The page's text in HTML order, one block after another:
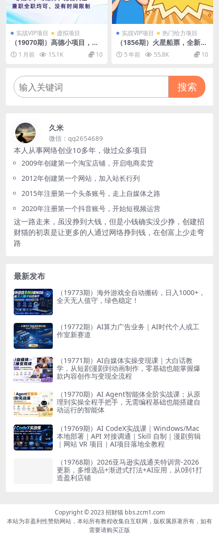
实战VIP项目 虚拟项目
（19070期）高德小项目，一
款软件实现单窗口+、零成
本、可矩阵、零人工、兼职全
1 月前 15.1K 10
实战VIP项目 热门给力项目
（1856期）火星船票，全新风
口赶紧抓，几天赚一万+摆地
摊卖尾货月入一万（5个项
5 年前 55.8K 10
搜索
久米
微信：qq2654689
本人从事网络创业10多年，做过众多项目
2009年创建第一个淘宝店铺，开启电商卖货
2012年创建第一个网站，加入站长行列
2015年注册第一个头条账号，走上自媒体之路
2020年注册第一个抖音账号，开始短视频运营
这一路走来，虽没挣到大钱，但是小钱确实没少挣，创建招
财猫的初衷是让更多的人通过网络挣到钱，在创富上少走弯
路
最新发布
（19773期）海外游戏全自动搬砖，日入1000+，
全天无人值守，绿色稳定！
（19772期）AI算力广告业务｜AI时代个人或工
作室新赛道
（19771期）AI自媒体实操变现课｜大白话教
学，从短剧漫剧到动画制作，零基础也能掌握爆
款内容创作与变现全流程
（19770期）AI Agent智能体全阶实战课；从原
理到实操全程手把手，无需编程基础也能搭建自
动运行的智能体
（19769期）AI CodeX实战课｜Windows/Mac
本地部署｜API 对接调通｜Skill 自制｜漫剧剪辑
｜网站 VR 项目｜AI项目落地全教程
（19768期）2026亚马逊实战通关特训营-2026
更新，多维选品+渐进式打法+AI应用，从0到1打
造盈利店铺
Copyright © 2023 招财猫 bbs.zcm1.com
本站为非盈利性赞助网站，本站所有教程收集自互联网，版权属原著所有，如有
需要请购买正版